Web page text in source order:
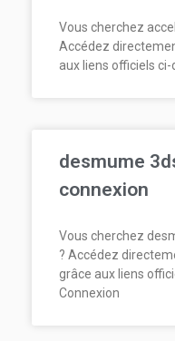
Vous cherchez
Accédez
aux liens officiels
desmume
connexion
Vous cherchez
? Accédez
grâce aux liens
Connexion